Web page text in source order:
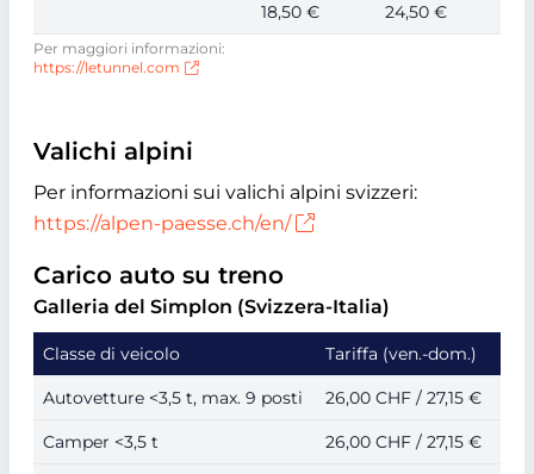
Per maggiori informazioni:
https://letunnel.com
18,50 €
24,50 €
Valichi alpini
Per informazioni sui valichi alpini svizzeri:
https://alpen-paesse.ch/en/
Carico auto su treno
Galleria del Simplon (Svizzera-Italia)
Classe di veicolo Tariffa (ven.-dom.)
Autovetture <3,5 t, max. 9 posti 26,00 CHF / 27,15 €
Camper <3,5 t 26,00 CHF / 27,15 €